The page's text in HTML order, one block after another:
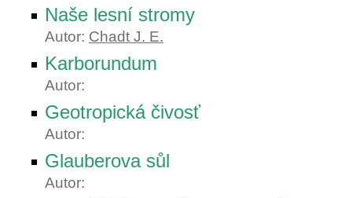
Naše lesní stromy
Autor: Chadt J. E.
Karborundum
Autor:
Geotropická čivosť
Autor:
Glauberova sůl
Autor: